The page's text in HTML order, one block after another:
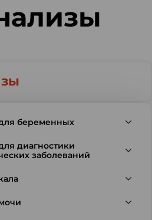
беременных
диагностики
заболеваний